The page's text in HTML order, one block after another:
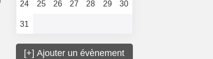
24
25 26 27 28 29
30
31
[+] Ajouter un évènement